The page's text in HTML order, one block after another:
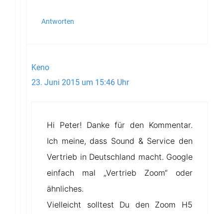
Antworten
Keno
23. Juni 2015 um 15:46 Uhr
Hi Peter! Danke für den Kommentar.
Ich meine, dass Sound & Service den
Vertrieb in Deutschland macht. Google
einfach mal „Vertrieb Zoom“ oder
ähnliches.
Vielleicht solltest Du den Zoom H5